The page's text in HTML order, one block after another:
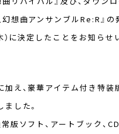
想曲アンサンブルRe:R』の
）に決定したことをお知らせ
加え、豪華アイテム付き特装
した。
版ソフト、アートブック、CD